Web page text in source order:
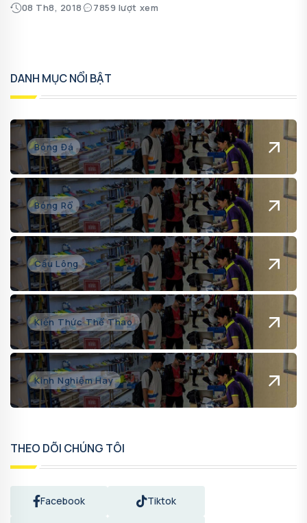
08 Th8, 2018 7859 lượt xem
DANH MỤC NỔI BẬT
Bóng Đá
Bóng Rổ
Cầu Lông
Kiến Thức Thể Thao
Kinh Nghiệm Hay
THEO DÕI CHÚNG TÔI
Facebook Tiktok